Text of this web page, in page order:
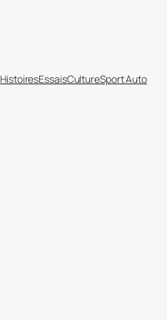
HistoiresEssaisCultureSport Auto